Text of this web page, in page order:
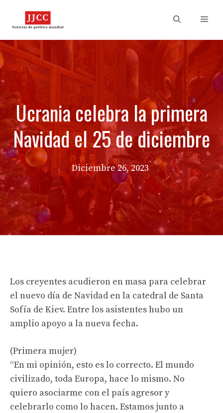
Ucrania celebra la primera
Navidad el 25 de diciembre
Diciembre 26, 2023
Los creyentes acudieron en masa para celebrar
el nuevo día de Navidad en la catedral de Santa
Sofía de Kiev. Entre los asistentes hubo un
amplio apoyo a la nueva fecha.
(Primera mujer)
“En mi opinión, esto es lo correcto. El mundo
civilizado, toda Europa, hace lo mismo. No
quiero asociarme con el país agresor y
celebrarlo como lo hacen. Estamos junto a